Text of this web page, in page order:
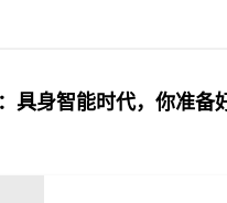
具身智能时代，你准备